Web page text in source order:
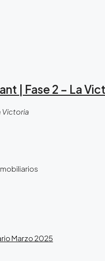
| Fase 2 – La
Victoria
Marzo 2025